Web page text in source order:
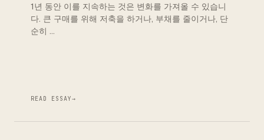
1년 동안 이를 지속하는 것은 변화를 가져올 수 있습니
다. 큰 구매를 위해 저축을 하거나, 부채를 줄이거나, 단
순히 …
READ ESSAY→